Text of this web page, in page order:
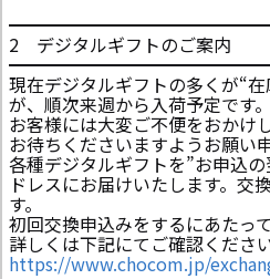
2 デジタルギフトのご案内
現在デジタルギフトの多くが“
が、順次来週から入荷予定です。
お客様には大変ご不便をおかけ
お待ちくださいますようお願い
各種デジタルギフトを”お申込
ドレスにお届けいたします。交
す。
初回交換申込みをするにあたっ
詳しくは下記にてご確認ください
https://www.chocom.jp/